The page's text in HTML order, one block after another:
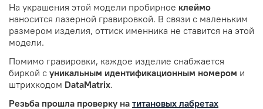
На украшения этой модели пробирное клеймо
наносится лазерной гравировкой. В связи с маленьким
размером изделия, оттиск именника не ставится на этой
модели.
Помимо гравировки, каждое изделие снабжается
биркой с уникальным идентификационным номером и
штрихкодом DataMatrix.
Резьба прошла проверку на титановых лабретах